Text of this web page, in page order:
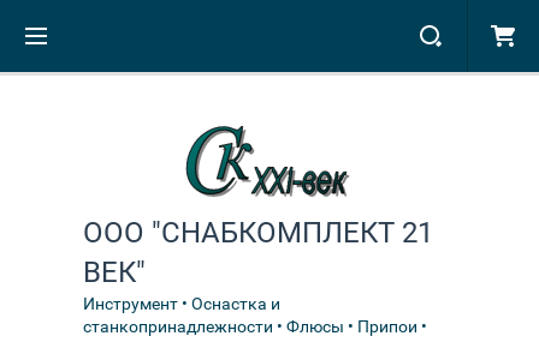
ООО "СНАБКОМПЛЕКТ 21
ВЕК"
Инструмент • Оснастка и
станкопринадлежности • Флюсы • Припои •